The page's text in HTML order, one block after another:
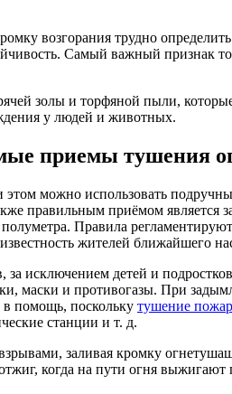
возгорания трудно
Самый важный признак
золы и торфяной пыли,
у людей и животных.
приемы тушения
можно использовать
правильным приёмом является
Правила
жителей ближайшего
исключением детей и
маски и противогазы. При
помощь, поскольку тушение
станции и т. д.
заливая кромку
когда на пути огня выжигают